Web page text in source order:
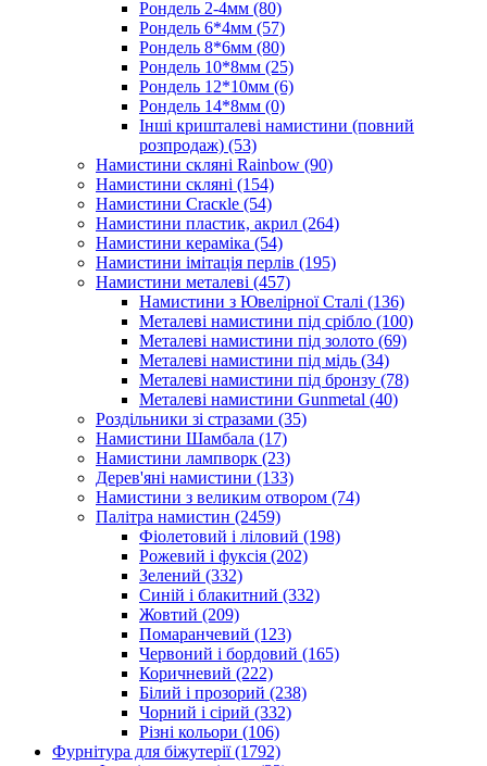
Рондель 2-4мм (80)
Рондель 6*4мм (57)
Рондель 8*6мм (80)
Рондель 10*8мм (25)
Рондель 12*10мм (6)
Рондель 14*8мм (0)
Інші кришталеві намистини (повний
розпродаж) (53)
Намистини скляні Rainbow (90)
Намистини скляні (154)
Намистини Cracкle (54)
Намистини пластик, акрил (264)
Намистини кераміка (54)
Намистини імітація перлів (195)
Намистини металеві (457)
Намистини з Ювелірної Сталі (136)
Металеві намистини під срібло (100)
Металеві намистини під золото (69)
Металеві намистини під мідь (34)
Металеві намистини під бронзу (78)
Металеві намистини Gunmetal (40)
Роздільники зі стразами (35)
Намистини Шамбала (17)
Намистини лампворк (23)
Дерев'яні намистини (133)
Намистини з великим отвором (74)
Палітра намистин (2459)
Фіолетовий і ліловий (198)
Рожевий і фуксія (202)
Зелений (332)
Синій і блакитний (332)
Жовтий (209)
Помаранчевий (123)
Червоний і бордовий (165)
Коричневий (222)
Білий і прозорий (238)
Чорний і сірий (332)
Різні кольори (106)
Фурнітура для біжутерії(1792)